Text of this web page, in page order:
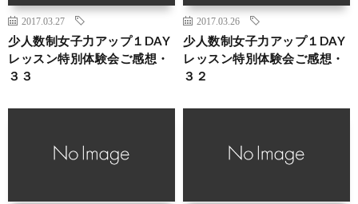
2017.03.27
少人数制女子力アップ１DAY
レッスン特別体験会ご感想・
３３
2017.03.26
少人数制女子力アップ１DAY
レッスン特別体験会ご感想・
３２